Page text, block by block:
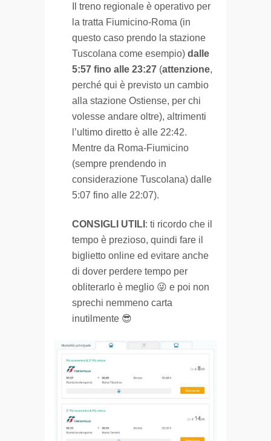
Il treno regionale è operativo per
la tratta Fiumicino-Roma (in
questo caso prendo la stazione
Tuscolana come esempio) dalle
5:57 fino alle 23:27 (attenzione,
perché qui è previsto un cambio
alla stazione Ostiense, per chi
volesse andare oltre), altrimenti
l’ultimo diretto è alle 22:42.
Mentre da Roma-Fiumicino
(sempre prendendo in
considerazione Tuscolana) dalle
5:07 fino alle 22:07).
CONSIGLI UTILI : ti ricordo che il
tempo è prezioso, quindi fare il
biglietto online ed evitare anche
di dover perdere tempo per
obliterarlo è meglio 😜 e poi non
sprechi nemmeno carta
inutilmente 😎